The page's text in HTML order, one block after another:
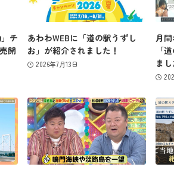
チ
開
あわわWEBに「道の駅うずし
お」が紹介されました！
2026年7月13日
月
「
まし